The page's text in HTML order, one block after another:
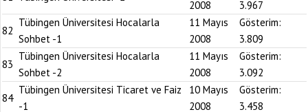
2008
3.967
82
Tübingen Üniversitesi Hocalarla
Sohbet -1
11 Mayıs
2008
Gösterim:
3.809
83
Tübingen Üniversitesi Hocalarla
Sohbet -2
11 Mayıs
2008
Gösterim:
3.092
84
Tübingen Üniversitesi Ticaret ve Faiz
-1
10 Mayıs
2008
Gösterim:
3.458